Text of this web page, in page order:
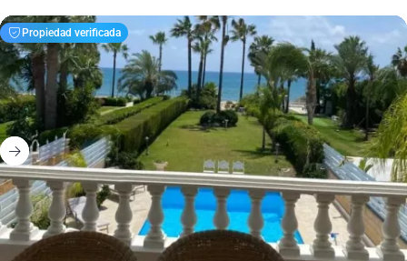
Propiedad verificada
€1 650 000